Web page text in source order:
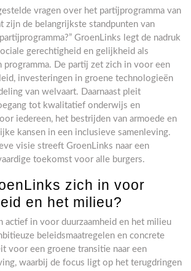
vragen over het partijprogramma van
zijn de belangrijkste standpunten van
GroenLinks legt de nadruk
gerechtigheid en gelijkheid als
programma. De partij zet zich in voor een
investeringen in groene technologieën
van welvaart. Daarnaast pleit
tot kwalitatief onderwijs en
iedereen, het bestrijden van armoede en
kansen in een inclusieve samenleving.
visie streeft GroenLinks naar een
toekomst voor alle burgers.
zich in voor
en het milieu?
actief in voor duurzaamheid en het milieu
beleidsmaatregelen en concrete
voor een groene transitie naar een
waarbij de focus ligt op het terugdringen